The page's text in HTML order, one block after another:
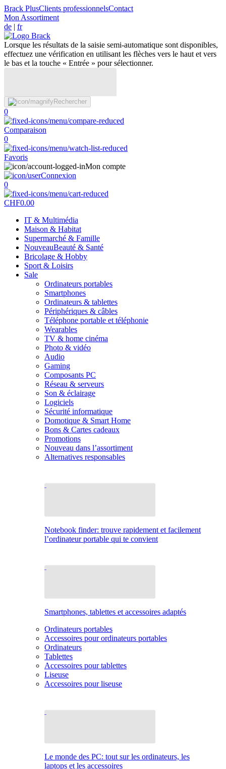
Brack PlusClients professionnelsContact
Mon Assortiment
de | fr
Lorsque les résultats de la saisie semi-automatique sont disponibles,
effectuez une vérification en utilisant les flèches vers le haut et vers
le bas et la touche « Entrée » pour sélectionner.
Rechercher
0
Comparaison
0
Favoris
Mon compte
Connexion
0
CHF0.00
IT & Multimédia
Maison & Habitat
Supermarché & Famille
NouveauBeauté & Santé
Bricolage & Hobby
Sport & Loisirs
Sale
Ordinateurs portables
Smartphones
Ordinateurs & tablettes
Périphériques & câbles
Téléphone portable et téléphonie
Wearables
TV & home cinéma
Photo & vidéo
Audio
Gaming
Composants PC
Réseau & serveurs
Son & éclairage
Logiciels
Sécurité informatique
Domotique & Smart Home
Bons & Cartes cadeaux
Promotions
Nouveau dans l’assortiment
Alternatives responsables
Notebook finder: trouve rapidement et facilement
l’ordinateur portable qui te convient
Smartphones, tablettes et accessoires adaptés
Ordinateurs portables
Accessoires pour ordinateurs portables
Ordinateurs
Tablettes
Accessoires pour tablettes
Liseuse
Accessoires pour liseuse
Le monde des PC: tout sur les ordinateurs, les
laptops et les accessoires